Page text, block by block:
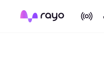
On Air